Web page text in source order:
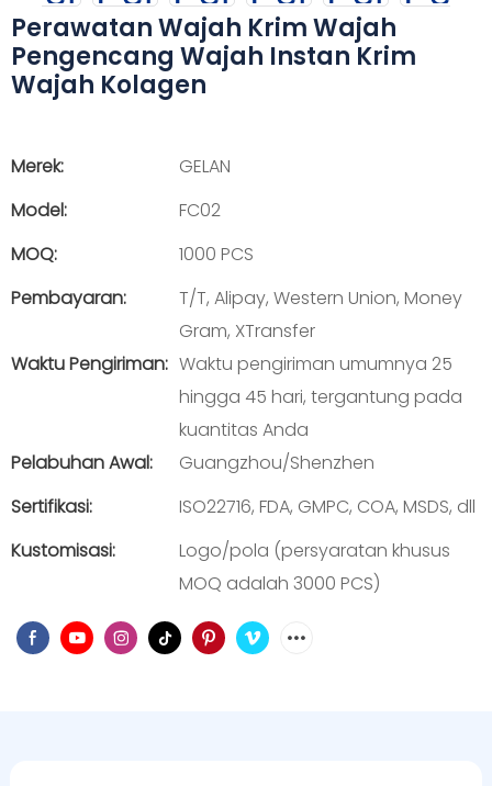
Perawatan Wajah Krim Wajah
Pengencang Wajah Instan Krim
Wajah Kolagen
Merek:
GELAN
Model:
FC02
MOQ:
1000 PCS
Pembayaran:
T/T, Alipay, Western Union, Money
Gram, XTransfer
Waktu Pengiriman: Waktu pengiriman umumnya 25
hingga 45 hari, tergantung pada
kuantitas Anda
Pelabuhan Awal:
Guangzhou/Shenzhen
Sertifikasi:
ISO22716, FDA, GMPC, COA, MSDS, dll
Kustomisasi:
Logo/pola (persyaratan khusus
MOQ adalah 3000 PCS)